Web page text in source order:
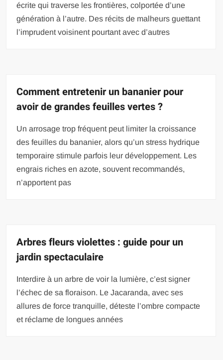
écrite qui traverse les frontières, colportée d’une
génération à l’autre. Des récits de malheurs guettant
l’imprudent voisinent pourtant avec d’autres
Comment entretenir un bananier pour
avoir de grandes feuilles vertes ?
Un arrosage trop fréquent peut limiter la croissance
des feuilles du bananier, alors qu’un stress hydrique
temporaire stimule parfois leur développement. Les
engrais riches en azote, souvent recommandés,
n’apportent pas
Arbres fleurs violettes : guide pour un
jardin spectaculaire
Interdire à un arbre de voir la lumière, c’est signer
l’échec de sa floraison. Le Jacaranda, avec ses
allures de force tranquille, déteste l’ombre compacte
et réclame de longues années